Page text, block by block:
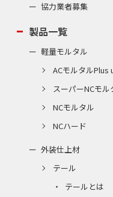
協力業者募集
製品一覧
軽量モルタル
ACモルタルPlus
スーパーNCモル
NCモルタル
NCハード
外装仕上材
テール
テールとは